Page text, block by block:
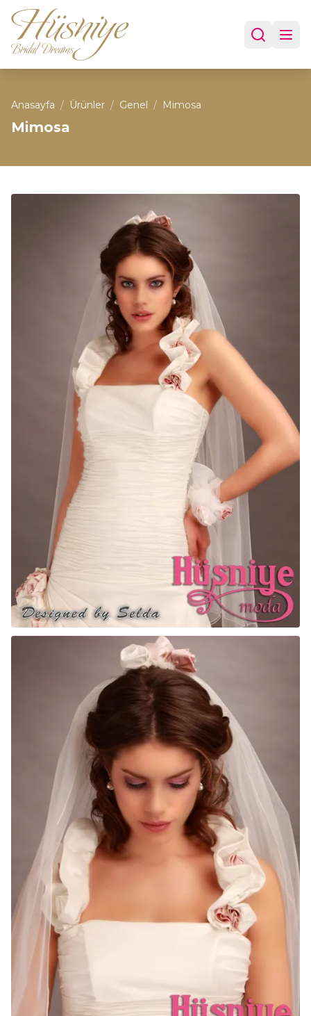
Anasayfa / Ürünler / Genel / Mimosa
Mimosa